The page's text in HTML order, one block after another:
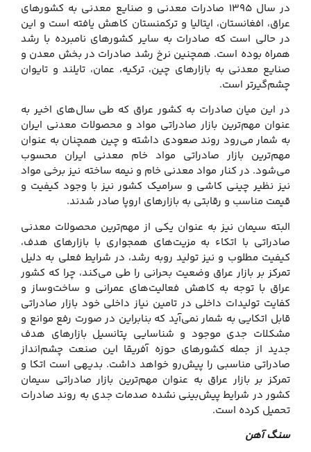
در سال ۱۳۹۵ صادرات معدنی و صنایع معدنی به کشورهای
عراق، افغانستان، ایتالیا و ترکمنستان کاهش یافته است و این
در حالی است که صادرات به سایر کشورهای نامبرده با رشد
همراه بوده است. همچنین نرخ رشد صادرات در بخش معدن و
صنایع معدنی به بازارهای چین، ترکیه، عمان، تایلند و تایوان
چشم‌گیرتر است.
در این میان صادرات به کشور عراق که طی سال‌های اخیر به
عنوان مهم‌ترین بازار صادراتی مواد و محصولات معدنی ایران
به شمار می‌رود روند صعودی داشته و چین همچنان به عنوان
مهم‌ترین بازار صادراتی مواد خام معدنی ایران محسوب
می‌شود. در کنار مواد معدنی خام و نیمه ساخته نیز برخی مواد
نیز نظیر چینی کاشی و سرامیک کشور نیز با وجود کیفیت و
قیمت مناسب و رقابتی به بازارهای اروپا صادر شدند.
البته سیمان نیز به عنوان یکی از مهم‌ترین محصولات معدنی
صادراتی با اتکاء به مزیت‌های همجواری با بازارهای هدف،
کیفیت مطلوب و نیز تولید روبه رشد، در شرایط فعلی به دلیل
تمرکز بر بازار عراق وضعیت بحرانی را طی می‌کند، چرا که کشور
عراق با توجه به کاهش فعالیت‌های عمرانی و ساخت‌وساز و
کفایت تولیدات داخلی در تامین نیاز داخلی خود بازار صادراتی
قابل اتکایی به‌ شمار نمی‌آید که بنابراین در صورت رفع موانع و
مشکلات جدی موجود و شناسایی پتانسیل بازارهای هدف
جدید از جمله کشورهای حوزه آفریقا این صنعت چشم‌انداز
صادراتی مناسبی را پیش‌رو خواهد داشت. بدیهی است اتکا و
تمرکز بر بازار عراق به عنوان مهم‌ترین بازار صادراتی سیمان
کشور در شرایط پیش‌بینی نشده صدمات جدی به روند صادرات
تحمیل کرده است.
سنگ آهن